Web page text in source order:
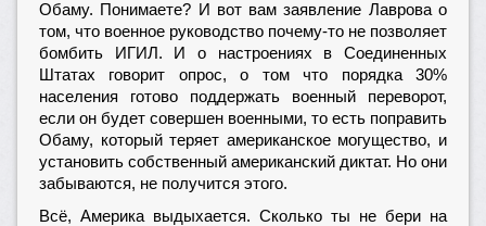
Обаму. Понимаете? И вот вам заявление Лаврова о
том, что военное руководство почему-то не позволяет
бомбить ИГИЛ. И о настроениях в Соединенных
Штатах говорит опрос, о том что порядка 30%
населения готово поддержать военный переворот,
если он будет совершен военными, то есть поправить
Обаму, который теряет американское могущество, и
установить собственный американский диктат. Но они
забываются, не получится этого.
Всё, Америка выдыхается. Сколько ты не бери на